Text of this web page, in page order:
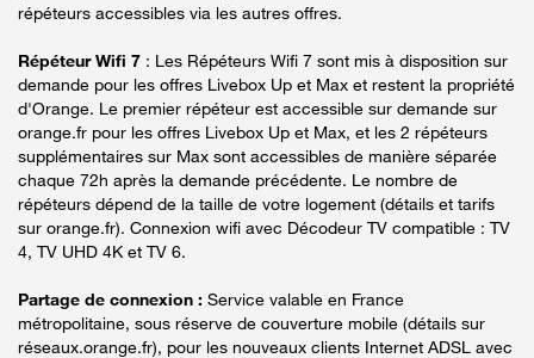
répéteurs accessibles via les autres offres.
Répéteur Wifi 7 : Les Répéteurs Wifi 7 sont mis à disposition sur
demande pour les offres Livebox Up et Max et restent la propriété
d'Orange. Le premier répéteur est accessible sur demande sur
orange.fr pour les offres Livebox Up et Max, et les 2 répéteurs
supplémentaires sur Max sont accessibles de manière séparée
chaque 72h après la demande précédente. Le nombre de
répéteurs dépend de la taille de votre logement (détails et tarifs
sur orange.fr). Connexion wifi avec Décodeur TV compatible : TV
4, TV UHD 4K et TV 6.
Partage de connexion : Service valable en France
métropolitaine, sous réserve de couverture mobile (détails sur
réseaux.orange.fr), pour les nouveaux clients Internet ADSL avec